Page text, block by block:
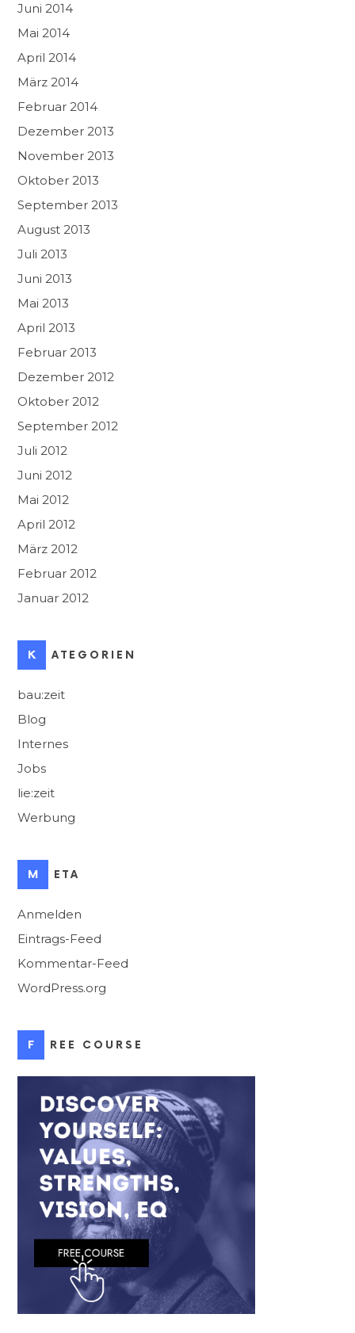
Juni 2014
Mai 2014
April 2014
März 2014
Februar 2014
Dezember 2013
November 2013
Oktober 2013
September 2013
August 2013
Juli 2013
Juni 2013
Mai 2013
April 2013
Februar 2013
Dezember 2012
Oktober 2012
September 2012
Juli 2012
Juni 2012
Mai 2012
April 2012
März 2012
Februar 2012
Januar 2012
KATEGORIEN
bau:zeit
Blog
Internes
Jobs
lie:zeit
Werbung
META
Anmelden
Eintrags-Feed
Kommentar-Feed
WordPress.org
FREE COURSE